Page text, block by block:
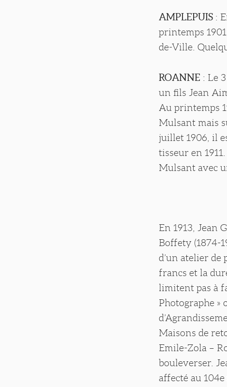
AMPLEPUIS :
printemps
de-Ville.
ROANNE : Le
un fils Jean
Au printemps
Mulsant mais
juillet 1906, il
tisseur en
Mulsant avec
En 1913, Jean
Boffety (1874-
d’un atelier de
francs et la
limitent pas à
Photographe »
Maisons de
Emile-Zola –
bouleverser.
affecté au